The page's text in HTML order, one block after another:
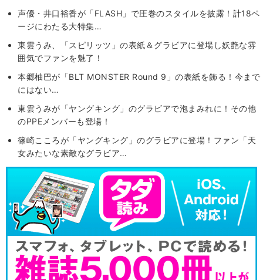
声優・井口裕香が「FLASH」で圧巻のスタイルを披露！計18ペ
ージにわたる大特集…
東雲うみ、「スピリッツ」の表紙＆グラビアに登場し妖艶な雰
囲気でファンを魅了！
本郷柚巴が「BLT MONSTER Round 9」の表紙を飾る！今まで
にはない…
東雲うみが「ヤングキング」のグラビアで泡まみれに！その他
のPPEメンバーも登場！
篠崎こころが「ヤングキング」のグラビアに登場！ファン「天
女みたいな素敵なグラビア…